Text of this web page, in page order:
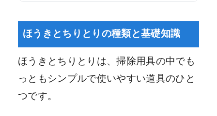
ほうきとちりとりの種類と基礎知識
ほうきとちりとりは、掃除用具の中でも
っともシンプルで使いやすい道具のひと
つです。